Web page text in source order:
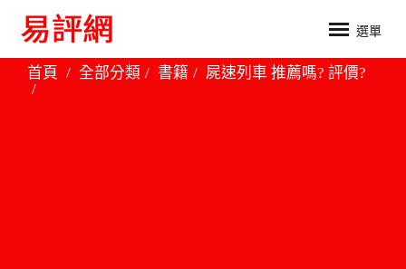
選單
首頁 全部分類 書籍 屍速列車 推薦嗎? 評價?